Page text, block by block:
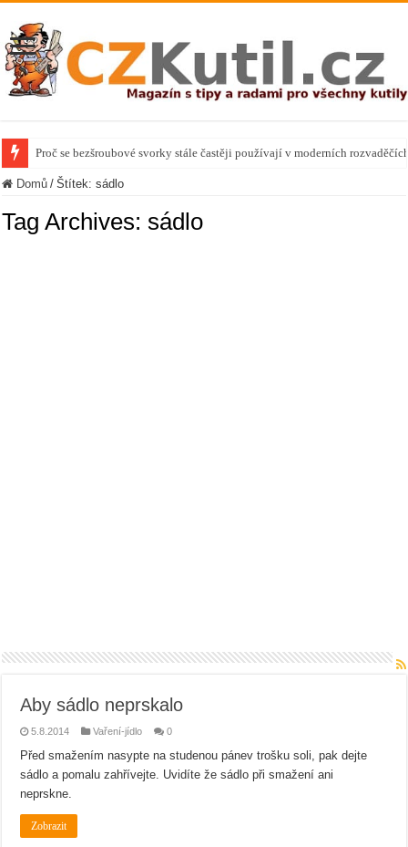
Proč se bezšroubové svorky stále častěji používají v moderních
Domů / Štítek:sádlo
Tag Archives:sádlo
Aby sádlo neprskalo
5.8.2014 Vaření-jídlo 0
Před smažením nasypte na studenou pánev trošku soli, pak dejte
sádlo a pomalu zahřívejte. Uvidíte že sádlo při smažení ani
neprskne.
Zobrazit